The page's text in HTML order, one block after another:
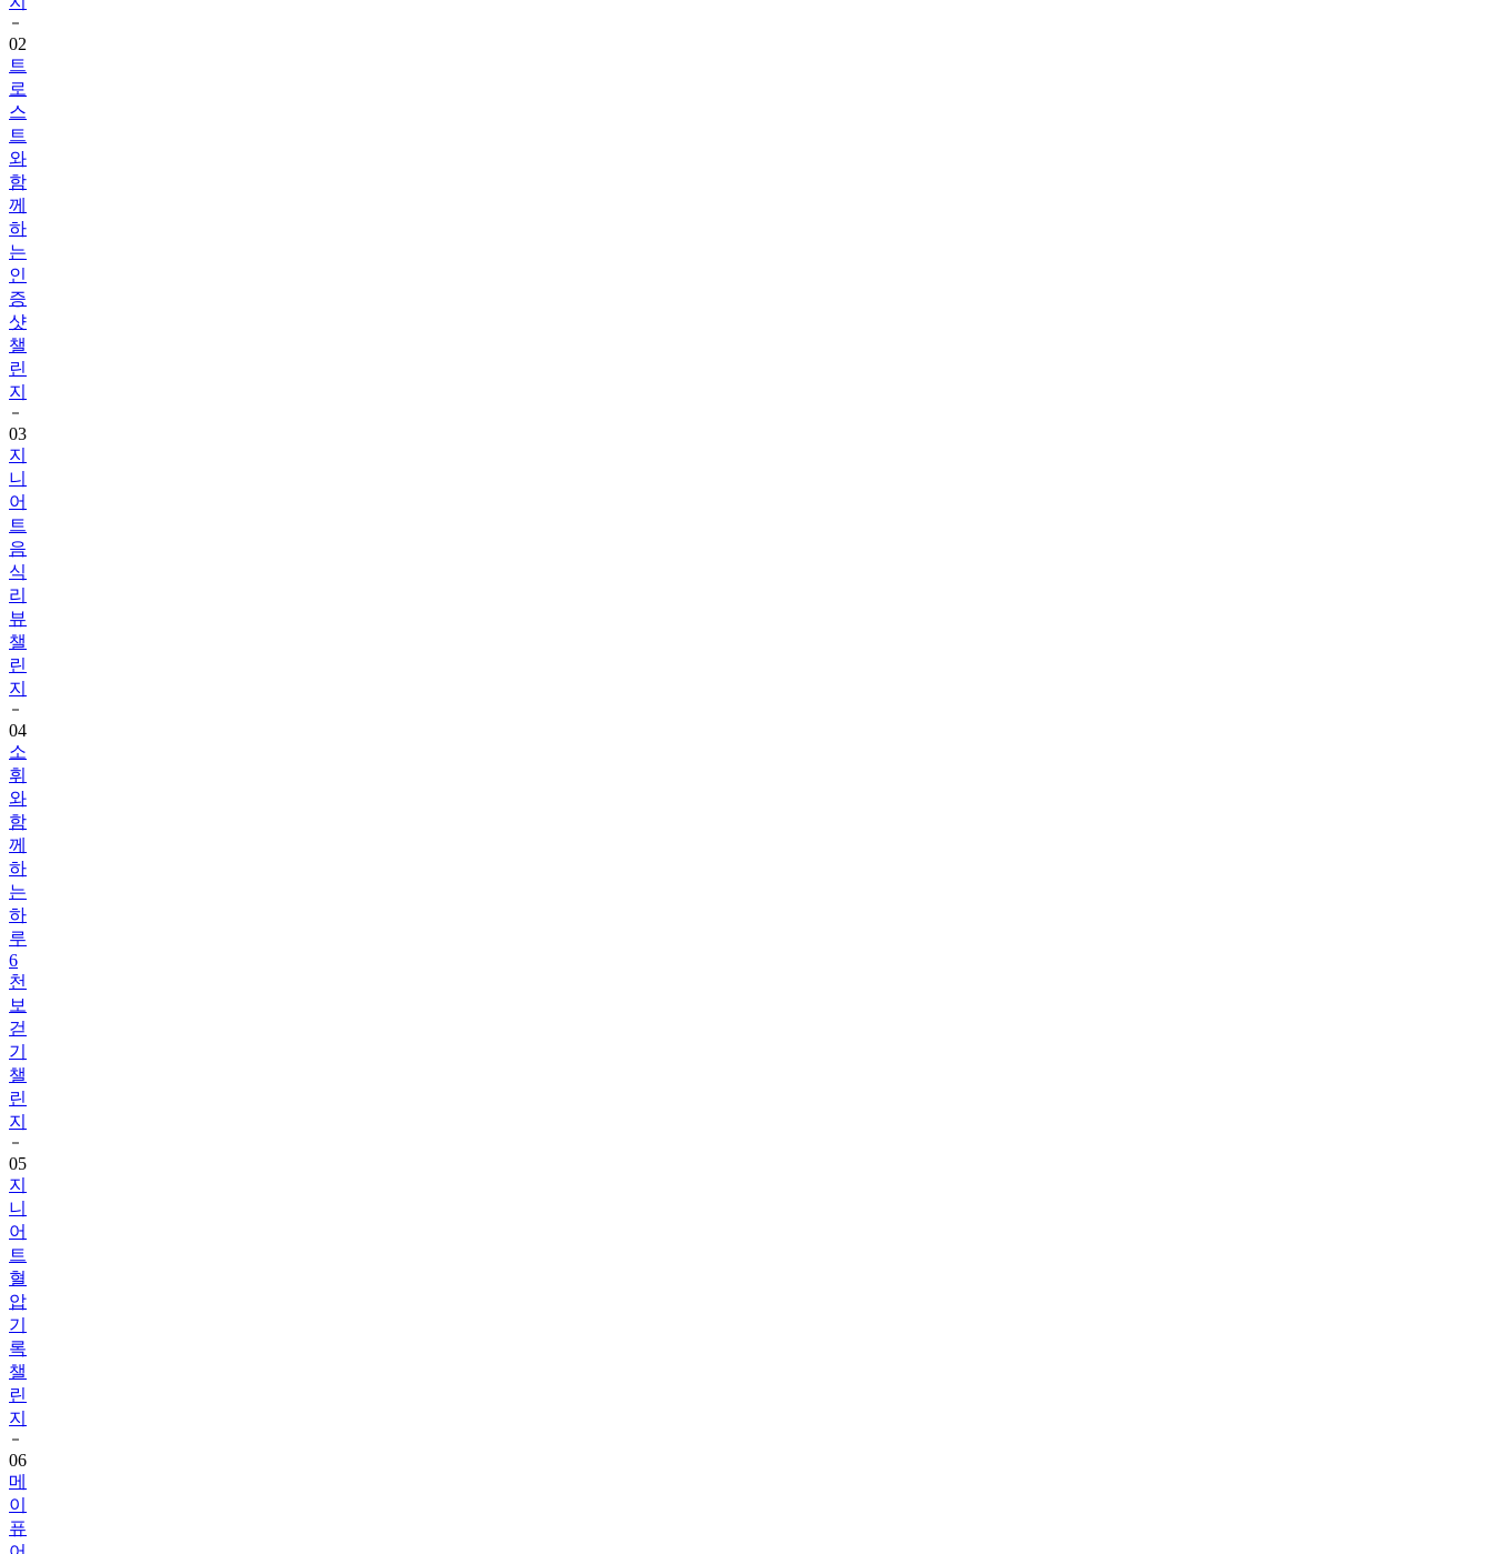
02
트
로
스
트
와
함
께
하
는
인
증
샷
챌
린
지
03
지
니
어
트
음
식
리
뷰
챌
린
지
04
소
휘
와
함
께
하
는
하
루
6
천
보
걷
기
챌
린
지
05
지
니
어
트
혈
압
기
록
챌
린
지
06
메
이
퓨